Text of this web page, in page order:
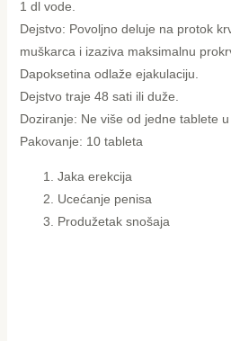
1 dl vode.
Dejstvo: Povoljno deluje na protok
muškarca i izaziva maksimalnu
Dapoksetina odlaže ejakulaciju.
Dejstvo traje 48 sati ili duže.
Doziranje: Ne više od jedne tablete
Pakovanje: 10 tableta
Jaka erekcija
Ucećanje penisa
Produžetak snošaja